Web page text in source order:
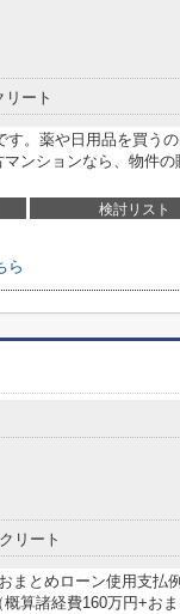
リート
。薬や日用品を買う
ンションなら、物件の
検討リスト
ら
リート
まとめローン使用支払
算諸経費160万円+お